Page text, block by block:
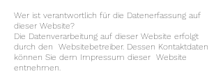
Wer ist verantwortlich für die Datenerfassung auf
dieser Website?
Die Datenverarbeitung auf dieser Website erfolgt
durch den Websitebetreiber. Dessen Kontaktdaten
können Sie dem Impressum dieser Website
entnehmen.